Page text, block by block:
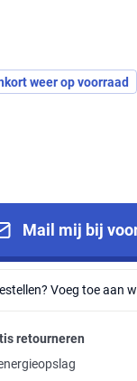
weer op voorraad
Mail mij bij
Voeg toe aan
retourneren